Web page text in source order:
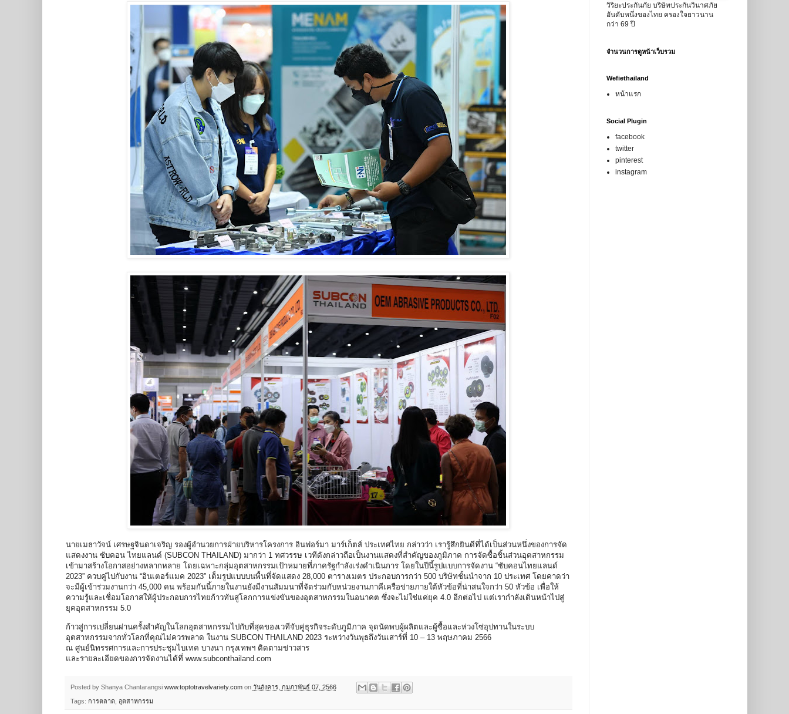
นายเมธาวัจน์ เศรษฐจินดาเจริญ รองผู้อำนวยการฝ่ายบริหารโครงการ อินฟอร์มา มาร์เก็ตส์ ประเทศไทย กล่าวว่า เรารู้สึกยินดีที่ได้เป็นส่วนหนึ่งของการจัด
แสดงงาน ซับคอน ไทยแลนด์ (SUBCON THAILAND) มากว่า 1 ทศวรรษ เวทีดังกล่าวถือเป็นงานแสดงที่สำคัญของภูมิภาค การจัดซื้อชิ้นส่วนอุตสาหกรรม
เข้ามาสร้างโอกาสอย่างหลากหลาย โดยเฉพาะกลุ่มอุตสาหกรรมเป้าหมายที่ภาครัฐกำลังเร่งดำเนินการ โดยในปีนี้รูปแบบการจัดงาน “ซับคอนไทยแลนด์
2023” ควบคู่ไปกับงาน “อินเตอร์แมค 2023” เต็มรูปแบบบนพื้นที่จัดแสดง 28,000 ตารางเมตร ประกอบการกว่า 500 บริษัทชั้นนำจาก 10 ประเทศ โดยคาดว่า
จะมีผู้เข้าร่วมงานกว่า 45,000 คน พร้อมกันนี้ภายในงานยังมีงานสัมมนาที่จัดร่วมกับหน่วยงานภาคีเครือข่ายภายใต้หัวข้อที่น่าสนใจกว่า 50 หัวข้อ เพื่อให้
ความรู้และเชื่อมโอกาสให้ผู้ประกอบการไทยก้าวทันสู่โลกการแข่งขันของอุตสาหกรรมในอนาคต ซึ่งจะไม่ใช่แค่ยุค 4.0 อีกต่อไป แต่เรากำลังเดินหน้าไปสู่
ยุคอุตสาหกรรม 5.0
ก้าวสู่การเปลี่ยนผ่านครั้งสำคัญในโลกอุตสาหกรรมไปกับที่สุดของเวทีจับคู่ธุรกิจระดับภูมิภาค จุดนัดพบผู้ผลิตและผู้ซื้อและห่วงโซ่อุปทานในระบบ
อุตสาหกรรมจากทั่วโลกที่คุณไม่ควรพลาด ในงาน SUBCON THAILAND 2023 ระหว่างวันพุธถึงวันเสาร์ที่ 10 – 13 พฤษภาคม 2566
ณ ศูนย์นิทรรศการและการประชุมไบเทค บางนา กรุงเทพฯ ติดตามข่าวสาร
และรายละเอียดของการจัดงานได้ที่ www.subconthailand.com
Posted by Shanya Chantarangsi www.toptotravelvariety.com on วันอังคาร, กุมภาพันธ์ 07, 2566
Tags: การตลาด, อุตสาหกรรม
วิริยะประกันภัย บริษัทประกันวินาศภัย
อันดับหนึ่งของไทย ครองใจยาวนาน
กว่า 69 ปี
จำนวนการดูหน้าเว็บรวม
Wefiethailand
หน้าแรก
Social Plugin
facebook
twitter
pinterest
instagram